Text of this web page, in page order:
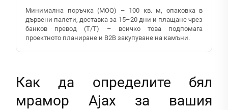
Минимална поръчка (MOQ) – 100 кв. м, опаковка в
дървени палети, доставка за 15–20 дни и плащане чрез
банков превод (T/T) – всичко това подпомага
проектното планиране и B2B закупуване на камъни.
Как да определите бял
мрамор Ajax за вашия